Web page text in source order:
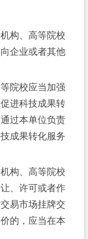
构、高等院校
企业或者其他
院校应当加强
进科技成果转
过本单位负责
成果转化服务
构、高等院校
、许可或者作
易市场挂牌交
的，应当在本